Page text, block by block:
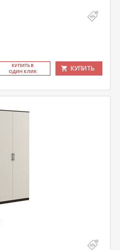
КУ­ПИТЬ В
ОДИН КЛИК
КУПИТЬ